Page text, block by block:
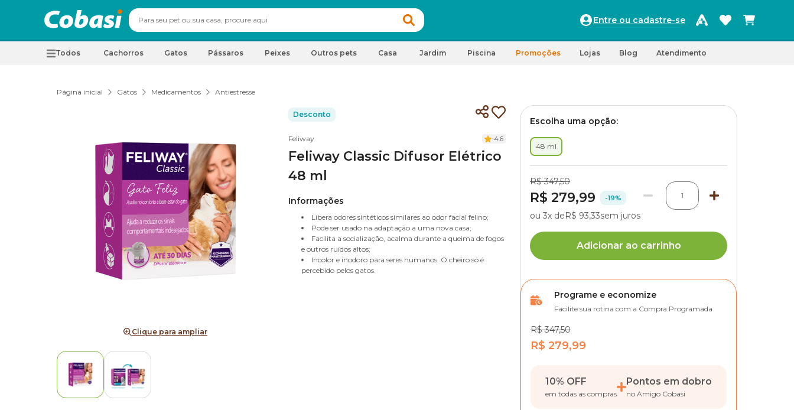
Entre ou cadastre-se
Todos Cachorros Gatos Pássaros Peixes Outros pets Casa Jardim Piscina Promoções Lojas Blog Atendimento
Página inicial Gatos Medicamentos Antiestresse
Clique para ampliar
Desconto
Feliway 4.6
Feliway Classic Difusor Elétrico
48 ml
Informações
Libera odores sintéticos similares ao odor facial felino;
Pode ser usado na adaptação a uma nova casa;
Facilita a socialização, acalma durante a queima de fogos
e outros ruídos altos;
Incolor e inodoro para seres humanos. O cheiro só é
percebido pelos gatos.
Escolha uma opção:
48 ml
R$ 347,50
R$ 279,99 -19% 1
ou 3x deR$ 93,33sem juros
Adicionar ao carrinho
Programe e economize
Facilite sua rotina com a Compra Programada
R$ 347,50
R$ 279,99
10% OFF
em todas as compras
Pontos em dobro
no Amigo Cobasi